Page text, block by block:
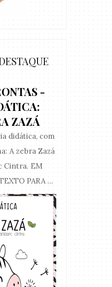
-
ZAZÁ
didática, com
A zebra Zazá
Cintra. EM
PARA ...